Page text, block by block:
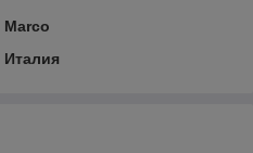
Marco
Италия